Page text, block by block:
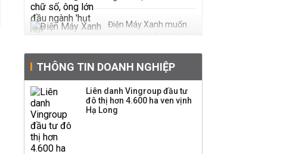
Điện Máy Xanh muốn
phát hành cổ phiếu với
Sau nhịp điều chỉnh
mạnh, CTCK nhìn thấy
cơ hội ở nhóm cổ phiếu
THÔNG TIN DOANH NGHIỆP
Liên danh Vingroup đầu tư
đô thị hơn 4.600 ha ven vịnh
Hạ Long